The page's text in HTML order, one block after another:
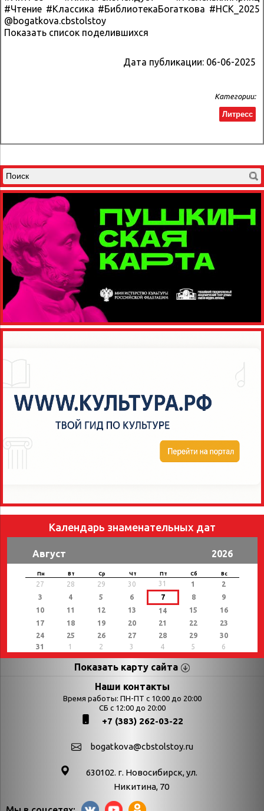
#Чтение #Классика #БиблиотекаБогаткова #НСК_2025
@bogatkova.cbstolstoy
Показать список поделившихся
Дата публикации: 06-06-2025
Категории:
Литресс
Календарь знаменательных дат
Август 2026
Пн Вт Ср Чт Пт Сб Вс
27 28 29 30 31 1
2
3
4 5 6 7 8
9
10
11 12 13 14 15
16
17
18 19 20 21 22
23
24
25 26 27 28 29
30
31
1 2 3 4 5 6
Показать карту сайта
Страницы Категории
Календарь
Выставки
День в истории
День в истории.
День в истории.
Наши контакты
Время работы: ПН-ПТ с 10:00 до 20:00
СБ с 12:00 до 20:00
+7 (383) 262-03-22
bogatkova@cbstolstoy.ru
630102. г. Новосибирск, ул.
Никитина, 70